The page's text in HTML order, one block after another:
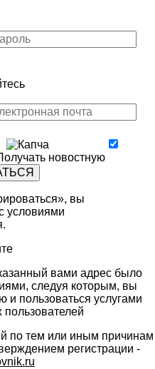
новостную
вы
условиями
.
вами адрес было
следуя которым, вы
и пользоваться услугами
пользователей
по тем или иным причинам
регистрации -